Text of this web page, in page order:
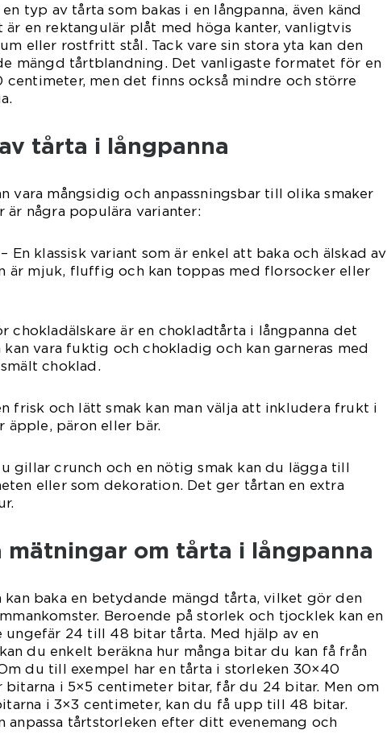
typ av tårta som bakas i en långpanna, även känd
är en rektangulär plåt med höga kanter, vanligtvis
eller rostfritt stål. Tack vare sin stora yta kan den
mängd tårtblandning. Det vanligaste formatet för en
centimeter, men det finns också mindre och större
tårta i långpanna
vara mångsidig och anpassningsbar till olika smaker
är några populära varianter:
En klassisk variant som är enkel att baka och älskad av
är mjuk, fluffig och kan toppas med florsocker eller
chokladälskare är en chokladtårta i långpanna det
kan vara fuktig och chokladig och kan garneras med
choklad.
frisk och lätt smak kan man välja att inkludera frukt i
äpple, päron eller bär.
gillar crunch och en nötig smak kan du lägga till
eller som dekoration. Det ger tårtan en extra
mätningar om tårta i långpanna
kan baka en betydande mängd tårta, vilket gör den
Beroende på storlek och tjocklek kan en
ungefär 24 till 48 bitar tårta. Med hjälp av en
du enkelt beräkna hur många bitar du kan få från
du till exempel har en tårta i storleken 30×40
bitarna i 5×5 centimeter bitar, får du 24 bitar. Men om
i 3×3 centimeter, kan du få upp till 48 bitar.
anpassa tårtstorleken efter ditt evenemang och